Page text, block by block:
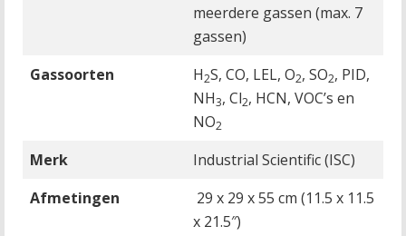
meerdere gassen (max. 7
gassen)
Gassoorten
H2S, CO, LEL, O2, SO2, PID,
NH3, Cl2, HCN, VOC’s en
NO2
Merk
Industrial Scientific (ISC)
Afmetingen
29 x 29 x 55 cm (11.5 x 11.5
x 21.5″)